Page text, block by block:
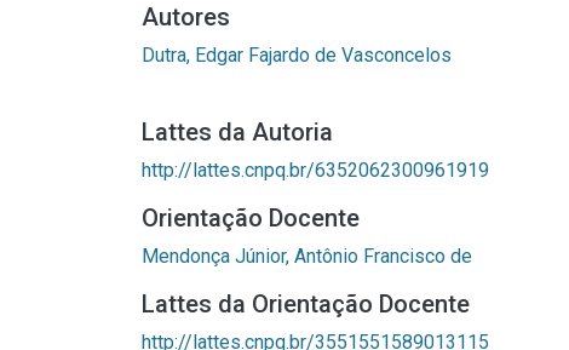
Autores
Dutra, Edgar Fajardo de Vasconcelos
Lattes da Autoria
http://lattes.cnpq.br/6352062300961919
Orientação Docente
Mendonça Júnior, Antônio Francisco de
Lattes da Orientação Docente
http://lattes.cnpq.br/3551551589013115